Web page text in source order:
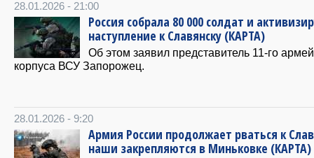
28.01.2026 - 21:00
Россия собрала 80 000 солдат и
наступление к Славянску (КАРТА)
Об этом заявил представитель 11-го
корпуса ВСУ Запорожец.
28.01.2026 - 9:20
Армия России продолжает рваться к
наши закрепляются в Миньковке (КАРТА)